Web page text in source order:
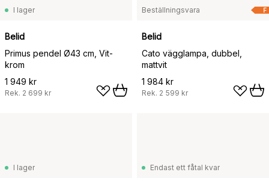
I lager
Belid
Primus pendel Ø43 cm, Vit-
krom
1 949 kr
Rek. 2 699 kr
F
Beställningsvara
Belid
Cato vägglampa, dubbel,
mattvit
1 984 kr
Rek. 2 599 kr
I lager Endast ett fåtal kvar